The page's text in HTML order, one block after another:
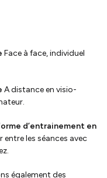
Face à face, individuel
A distance en visio-
d’entrainement en
entre les séances avec
également des